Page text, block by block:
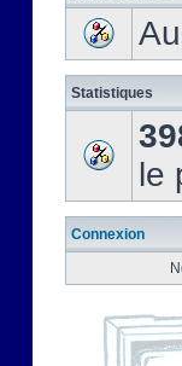
Statistiques
le
Connexion